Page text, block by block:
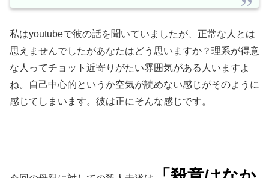
私はyoutubeで彼の話を聞いていましたが、正常な人とは
思えませんでしたがあなたはどう思いますか？理系が得意
な人ってチョット近寄りがたい雰囲気がある人いますよ
ね。自己中心的というか空気が読めない感じがそのように
感じてしまいます。彼は正にそんな感じです。